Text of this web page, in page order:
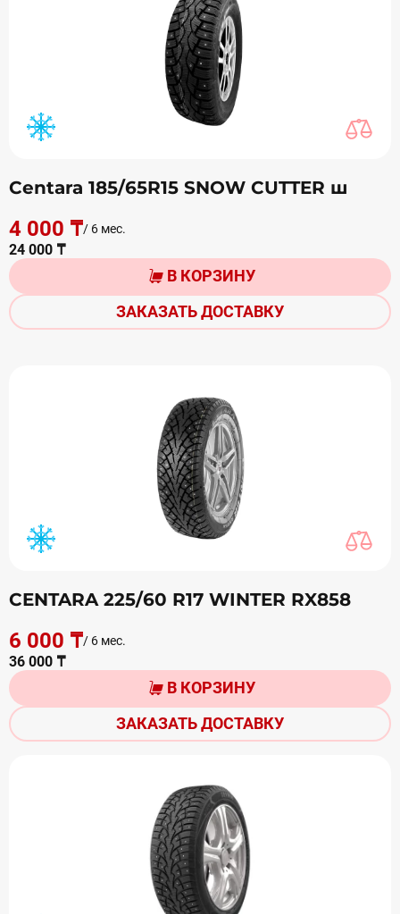
Centara 185/65R15 SNOW CUTTER ш
4 000 ₸/ 6 мес.
24 000 ₸
В КОРЗИНУ
ЗАКАЗАТЬ ДОСТАВКУ
CENTARA 225/60 R17 WINTER RX858
6 000 ₸/ 6 мес.
36 000 ₸
В КОРЗИНУ
ЗАКАЗАТЬ ДОСТАВКУ